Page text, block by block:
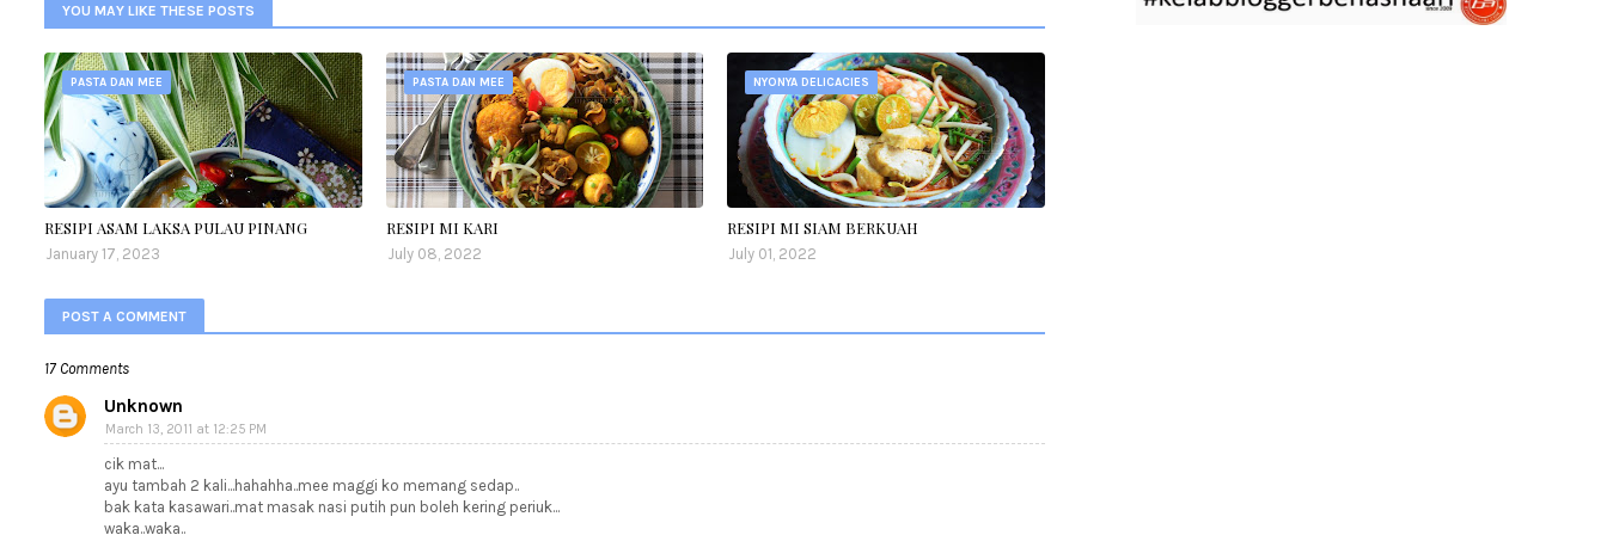
YOU MAY LIKE THESE POSTS
PASTA DAN MEE
RESIPI ASAM LAKSA PULAU PINANG
January 17, 2023
PASTA DAN MEE
RESIPI MI KARI
July 08, 2022
NYONYA DELICACIES
RESIPI MI SIAM BERKUAH
July 01, 2022
POST A COMMENT
17 Comments
Unknown
March 13, 2011 at 12:25 PM
cik mat...
ayu tambah 2 kali...hahahha..mee maggi ko memang sedap..
bak kata kasawari..mat masak nasi putih pun boleh kering periuk...
waka..waka..